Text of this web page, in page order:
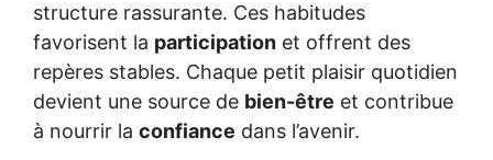
structure rassurante. Ces habitudes
favorisent la participation et offrent des
repères stables. Chaque petit plaisir quotidien
devient une source de bien-être et contribue
à nourrir la confiance dans l’avenir.